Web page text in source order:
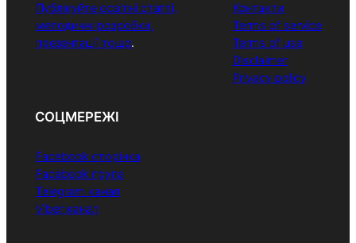
Публікуйте освітні статті,
методичні розробки,
презентації тощо.
Контакти
Terms of service
Terms of use
Disclaimer
Privacy policy
СОЦМЕРЕЖІ
Facebook сторінка
Facebook група
Telegram канал
Viber канал